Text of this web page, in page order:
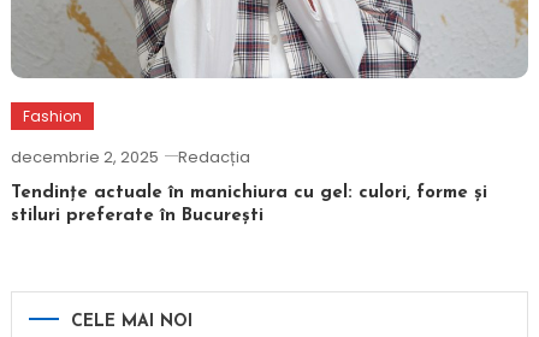
Fashion
decembrie 2, 2025 Redacția
Tendințe actuale în manichiura cu gel: culori, forme și
stiluri preferate în București
CELE MAI NOI